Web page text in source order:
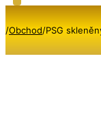
/Obchod/PSG